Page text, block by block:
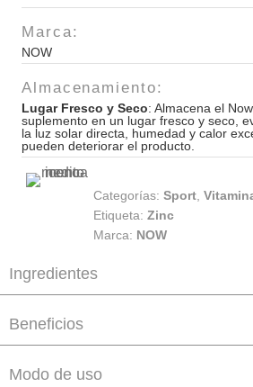
100
Caps
cantidad
Marca:
NOW
Almacenamiento:
Lugar Fresco y Seco: Almacena el
suplemento en un lugar fresco y seco,
la luz solar directa, humedad y calor
pueden deteriorar el producto.
Categorías: Sport
Etiqueta: Zinc
Marca: NOW
Ingredientes
Beneficios
Modo de uso